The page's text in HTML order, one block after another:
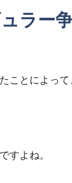
ラー争
ことによっ
すよね。